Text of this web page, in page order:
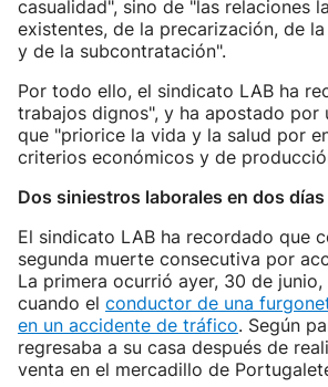
casualidad", sino de "las relaciones
existentes, de la precarización, de
y de la subcontratación".
Por todo ello, el sindicato LAB ha
trabajos dignos", y ha apostado por
que "priorice la vida y la salud por
criterios económicos y de
Dos siniestros laborales en dos días
El sindicato LAB ha recordado que
segunda muerte consecutiva por
La primera ocurrió ayer, 30 de junio,
cuando el conductor de una
en un accidente de tráfico. Según
regresaba a su casa después de
venta en el mercadillo de